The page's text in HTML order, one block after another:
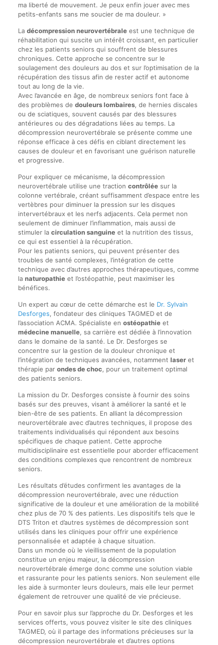
ma liberté de mouvement. Je peux enfin jouer avec mes
petits-enfants sans me soucier de ma douleur. »
La décompression neurovertébraleest une technique de
réhabilitation qui suscite un intérêt croissant, en particulier
chez les patients seniors qui souffrent de blessures
chroniques. Cette approche se concentre sur le
soulagement des douleurs au dos et sur l’optimisation de la
récupération des tissus afin de rester actif et autonome
tout au long de la vie.
Avec l’avancée en âge, de nombreux seniors font face à
des problèmes de douleurs lombaires, de hernies discales
ou de sciatiques, souvent causés par des blessures
antérieures ou des dégradations liées au temps. La
décompression neurovertébrale se présente comme une
réponse efficace à ces défis en ciblant directement les
causes de douleur et en favorisant une guérison naturelle
et progressive.
Pour expliquer ce mécanisme, la décompression
neurovertébrale utilise une traction contrôléesur la
colonne vertébrale, créant suffisamment d’espace entre les
vertèbres pour diminuer la pression sur les disques
intervertébraux et les nerfs adjacents. Cela permet non
seulement de diminuer l’inflammation, mais aussi de
stimuler la circulation sanguineet la nutrition des tissus,
ce qui est essentiel à la récupération.
Pour les patients seniors, qui peuvent présenter des
troubles de santé complexes, l’intégration de cette
technique avec d’autres approches thérapeutiques, comme
la naturopathieet l’ostéopathie, peut maximiser les
bénéfices.
Un expert au cœur de cette démarche est le Dr. Sylvain
Desforges, fondateur des cliniques TAGMED et de
l’association ACMA. Spécialiste en ostéopathieet
médecine manuelle, sa carrière est dédiée à l’innovation
dans le domaine de la santé. Le Dr. Desforges se
concentre sur la gestion de la douleur chronique et
l’intégration de techniques avancées, notamment laseret
thérapie par ondes de choc, pour un traitement optimal
des patients seniors.
La mission du Dr. Desforges consiste à fournir des soins
basés sur des preuves, visant à améliorer la santé et le
bien-être de ses patients. En alliant la décompression
neurovertébrale avec d’autres techniques, il propose des
traitements individualisés qui répondent aux besoins
spécifiques de chaque patient. Cette approche
multidisciplinaire est essentielle pour aborder efficacement
des conditions complexes que rencontrent de nombreux
seniors.
Les résultats d’études confirment les avantages de la
décompression neurovertébrale, avec une réduction
significative de la douleur et une amélioration de la mobilité
chez plus de 70 % des patients. Les dispositifs tels que le
DTS Triton et d’autres systèmes de décompression sont
utilisés dans les cliniques pour offrir une expérience
personnalisée et adaptée à chaque situation.
Dans un monde où le vieillissement de la population
constitue un enjeu majeur, la décompression
neurovertébrale émerge donc comme une solution viable
et rassurante pour les patients seniors. Non seulement elle
les aide à surmonter leurs douleurs, mais elle leur permet
également de retrouver une qualité de vie précieuse.
Pour en savoir plus sur l’approche du Dr. Desforges et les
services offerts, vous pouvez visiter le site des cliniques
TAGMED, où il partage des informations précieuses sur la
décompression neurovertébrale et d’autres options